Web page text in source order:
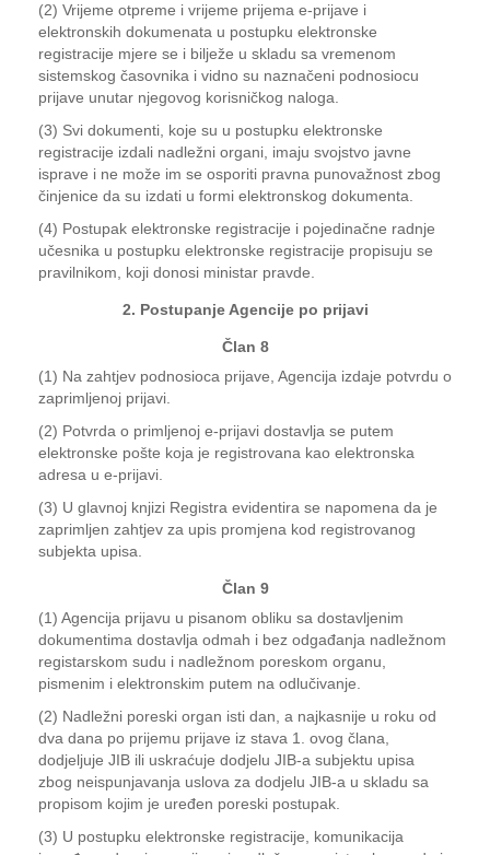
(2) Vrijeme otpreme i vrijeme prijema e-prijave i
elektronskih dokumenata u postupku elektronske
registracije mjere se i bilježe u skladu sa vremenom
sistemskog časovnika i vidno su naznačeni podnosiocu
prijave unutar njegovog korisničkog naloga.
(3) Svi dokumenti, koje su u postupku elektronske
registracije izdali nadležni organi, imaju svojstvo javne
isprave i ne može im se osporiti pravna punovažnost zbog
činjenice da su izdati u formi elektronskog dokumenta.
(4) Postupak elektronske registracije i pojedinačne radnje
učesnika u postupku elektronske registracije propisuju se
pravilnikom, koji donosi ministar pravde.
2. Postupanje Agencije po prijavi
Član 8
(1) Na zahtjev podnosioca prijave, Agencija izdaje potvrdu o
zaprimljenoj prijavi.
(2) Potvrda o primljenoj e-prijavi dostavlja se putem
elektronske pošte koja je registrovana kao elektronska
adresa u e-prijavi.
(3) U glavnoj knjizi Registra evidentira se napomena da je
zaprimljen zahtjev za upis promjena kod registrovanog
subjekta upisa.
Član 9
(1) Agencija prijavu u pisanom obliku sa dostavljenim
dokumentima dostavlja odmah i bez odgađanja nadležnom
registarskom sudu i nadležnom poreskom organu,
pismenim i elektronskim putem na odlučivanje.
(2) Nadležni poreski organ isti dan, a najkasnije u roku od
dva dana po prijemu prijave iz stava 1. ovog člana,
dodjeljuje JIB ili uskraćuje dodjelu JIB-a subjektu upisa
zbog neispunjavanja uslova za dodjelu JIB-a u skladu sa
propisom kojim je uređen poreski postupak.
(3) U postupku elektronske registracije, komunikacija